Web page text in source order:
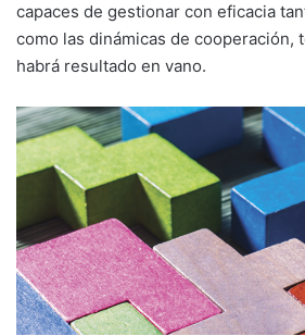
capaces de gestionar con eficacia
como las dinámicas de cooperación,
habrá resultado en vano.